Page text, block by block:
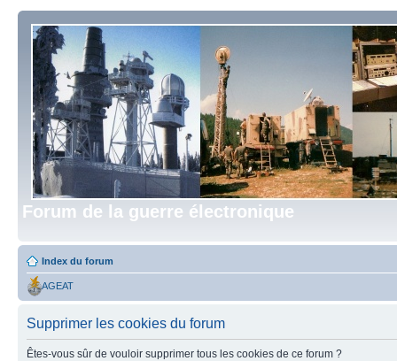
Forum de la guerre électronique
Index du forum
AGEAT
Supprimer les cookies du forum
Êtes-vous sûr de vouloir supprimer tous les cookies de ce forum ?